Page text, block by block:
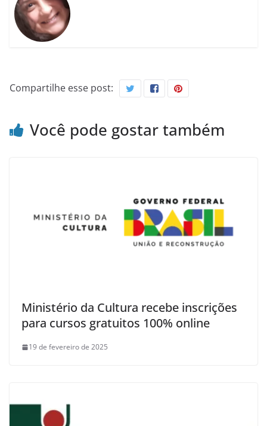
Compartilhe esse post:
Você pode gostar também
Ministério da Cultura recebe inscrições
para cursos gratuitos 100% online
19 de fevereiro de 2025